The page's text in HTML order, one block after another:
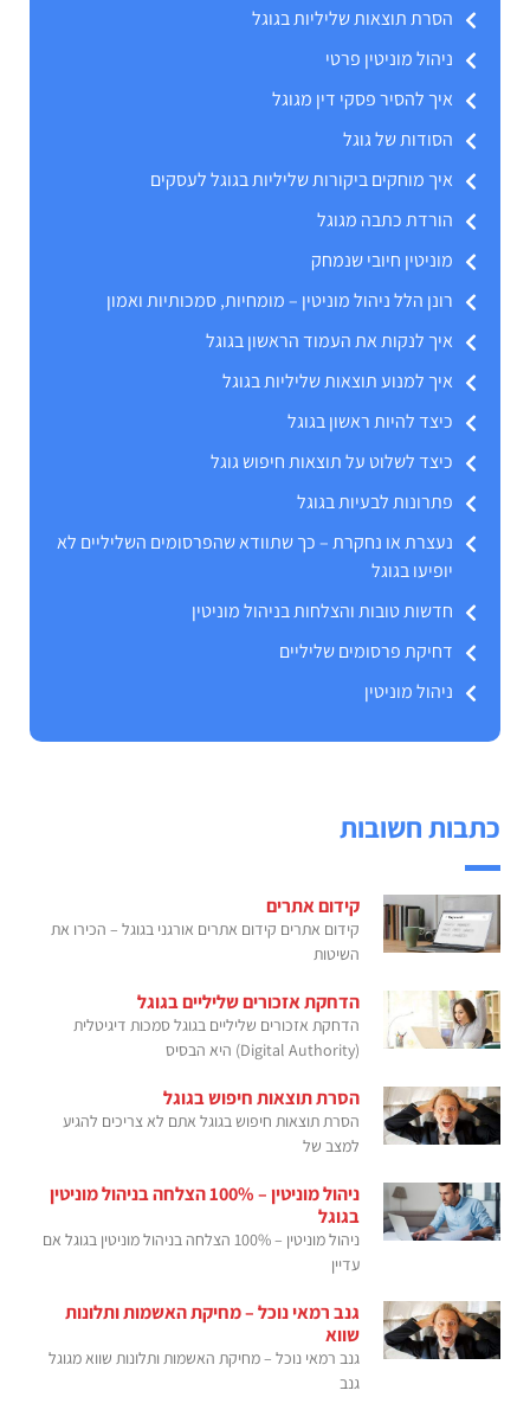
הסרת תוצאות שליליות בגוגל
ניהול מוניטין פרטי
איך להסיר פסקי דין מגוגל
הסודות של גוגל
איך מוחקים ביקורות שליליות בגוגל לעסקים
הורדת כתבה מגוגל
מוניטין חיובי שנמחק
רונן הלל ניהול מוניטין – מומחיות, סמכותיות ואמון
איך לנקות את העמוד הראשון בגוגל
איך למנוע תוצאות שליליות בגוגל
כיצד להיות ראשון בגוגל
כיצד לשלוט על תוצאות חיפוש גוגל
פתרונות לבעיות בגוגל
נעצרת או נחקרת – כך שתוודא שהפרסומים השליליים לא
יופיעו בגוגל
חדשות טובות והצלחות בניהול מוניטין
דחיקת פרסומים שליליים
ניהול מוניטין
כתבות חשובות
קידום אתרים
קידום אתרים קידום אתרים אורגני בגוגל – הכירו את
השיטות
הדחקת אזכורים שליליים בגוגל
הדחקת אזכורים שליליים בגוגל סמכות דיגיטלית
(Digital Authority) היא הבסיס
הסרת תוצאות חיפוש בגוגל
הסרת תוצאות חיפוש בגוגל אתם לא צריכים להגיע
למצב של
ניהול מוניטין – 100% הצלחה בניהול מוניטין
בגוגל
ניהול מוניטין – 100% הצלחה בניהול מוניטין בגוגל אם
עדיין
גנב רמאי נוכל – מחיקת האשמות ותלונות
שווא
גנב רמאי נוכל – מחיקת האשמות ותלונות שווא מגוגל
גנב